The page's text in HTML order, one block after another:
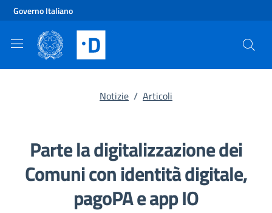
Vai al contenuto principale
Vai al footer
Governo Italiano
Notizie / Articoli
Parte la digitalizzazione dei
Comuni con identità digitale,
pagoPA e app IO